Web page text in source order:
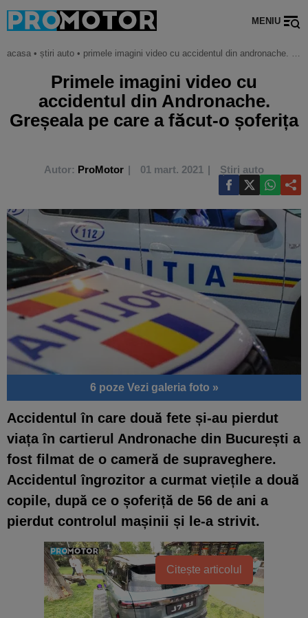
MENIU
acasa • știri auto • primele imagini video cu accidentul din andronache. greșeala pe care a făcut-o șoferița
Primele imagini video cu
accidentul din Andronache.
Greșeala pe care a făcut-o șoferița
Autor: ProMotor 01 mart. 2021 Știri auto
6 poze Vezi galeria foto »
Accidentul în care două fete și-au pierdut
viața în cartierul Andronache din București a
fost filmat de o cameră de supraveghere.
Accidentul îngrozitor a curmat viețile a două
copile, după ce o șoferiță de 56 de ani a
pierdut controlul mașinii și le-a strivit.
Citește articolul